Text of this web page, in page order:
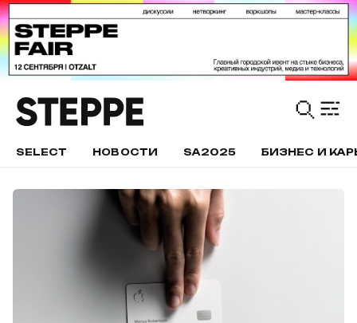
SELECT НОВОСТИ SA2025 БИЗНЕС И